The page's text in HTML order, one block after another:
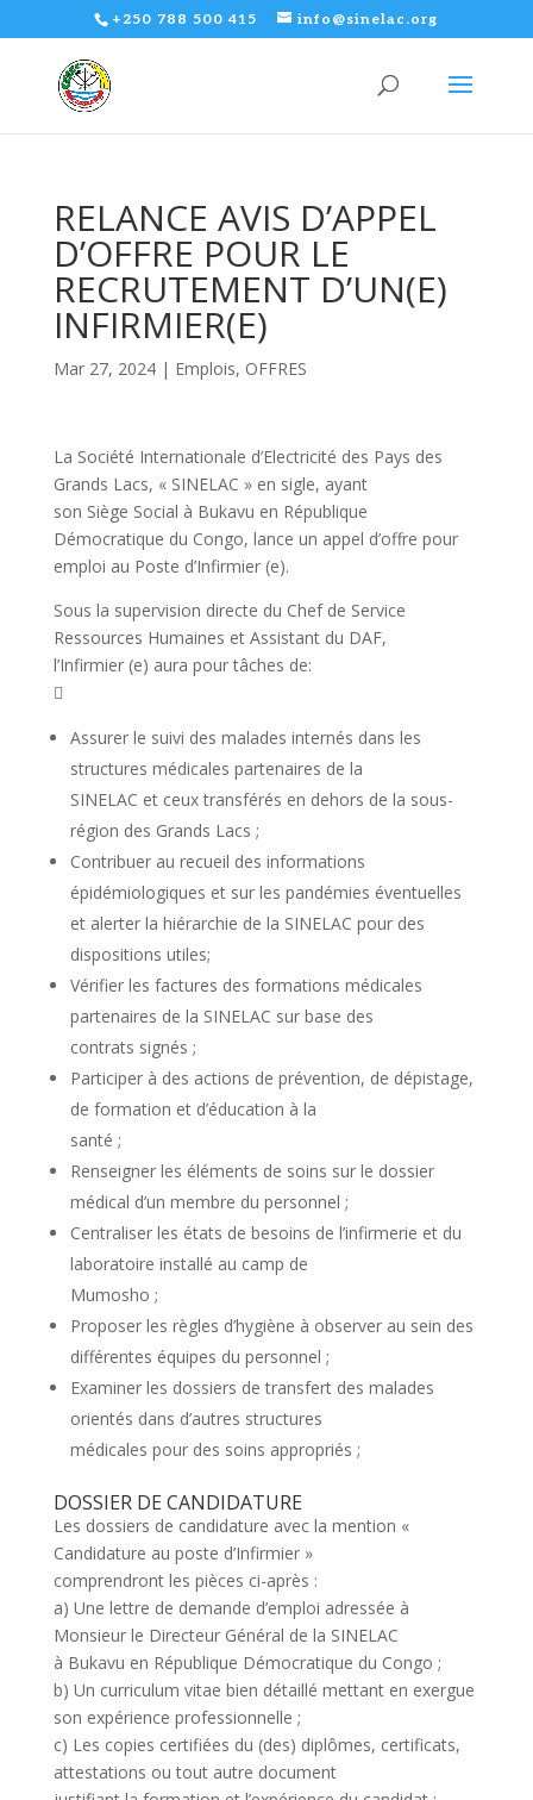
+250 788 500 415 info@sinelac.org
RELANCE AVIS D’APPEL
D’OFFRE POUR LE
RECRUTEMENT D’UN(E)
INFIRMIER(E)
Mar 27, 2024| Emplois, OFFRES
La Société Internationale d’Electricité des Pays des
Grands Lacs, « SINELAC » en sigle, ayant
son Siège Social à Bukavu en République
Démocratique du Congo, lance un appel d’offre pour
emploi au Poste d’Infirmier (e).
Sous la supervision directe du Chef de Service
Ressources Humaines et Assistant du DAF,
l’Infirmier (e) aura pour tâches de:

Assurer le suivi des malades internés dans les
structures médicales partenaires de la
SINELAC et ceux transférés en dehors de la sous-
région des Grands Lacs ;
Contribuer au recueil des informations
épidémiologiques et sur les pandémies éventuelles
et alerter la hiérarchie de la SINELAC pour des
dispositions utiles;
Vérifier les factures des formations médicales
partenaires de la SINELAC sur base des
contrats signés ;
Participer à des actions de prévention, de dépistage,
de formation et d’éducation à la
santé ;
Renseigner les éléments de soins sur le dossier
médical d’un membre du personnel ;
Centraliser les états de besoins de l’infirmerie et du
laboratoire installé au camp de
Mumosho ;
Proposer les règles d’hygiène à observer au sein des
différentes équipes du personnel ;
Examiner les dossiers de transfert des malades
orientés dans d’autres structures
médicales pour des soins appropriés ;
DOSSIER DE CANDIDATURE
Les dossiers de candidature avec la mention «
Candidature au poste d’Infirmier »
comprendront les pièces ci-après :
a) Une lettre de demande d’emploi adressée à
Monsieur le Directeur Général de la SINELAC
à Bukavu en République Démocratique du Congo ;
b) Un curriculum vitae bien détaillé mettant en exergue
son expérience professionnelle ;
c) Les copies certifiées du (des) diplômes, certificats,
attestations ou tout autre document